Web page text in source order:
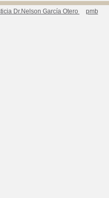
Dr.Nelson García Otero pmb